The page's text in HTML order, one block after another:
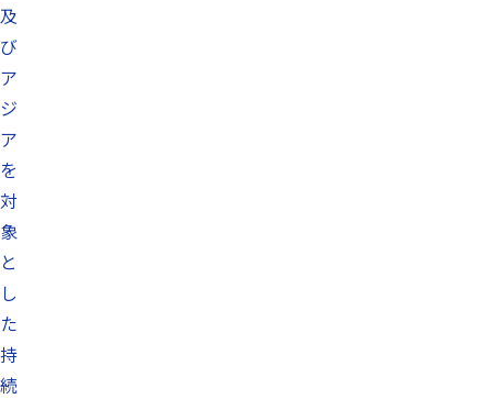
及
び
ア
ジ
ア
を
対
象
と
し
た
持
続